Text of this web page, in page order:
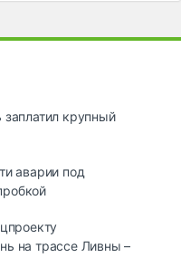
крупный
аварии под
на трассе Ливны –